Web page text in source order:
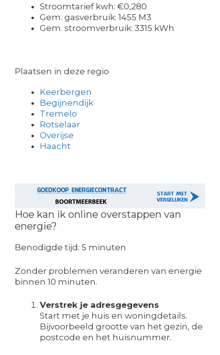
Stroomtarief kwh: €0,280
Gem. gasverbruik: 1455 M3
Gem. stroomverbruik: 3315 kWh
Plaatsen in deze regio
Keerbergen
Begijnendijk
Tremelo
Rotselaar
Overijse
Haacht
Hoe kan ik online overstappen van
energie?
Benodigde tijd: 5 minuten
Zonder problemen veranderen van energie
binnen 10 minuten.
Verstrek je adresgegevens
Start met je huis en woningdetails.
Bijvoorbeeld grootte van het gezin, de
postcode en het huisnummer.